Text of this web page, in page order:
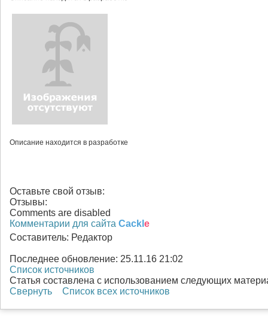
Описание находится в разработке
Оставьте свой отзыв:
Отзывы:
Comments are disabled
Комментарии для сайта Cackl e
Составитель: Редактор
Последнее обновление: 25.11.16 21:02
Список источников
Статья составлена с использованием следующих
Свернуть
Список всех источников